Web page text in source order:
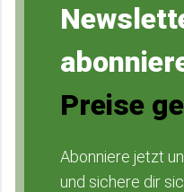
Preise
Abonniere jetzt
und sichere dir